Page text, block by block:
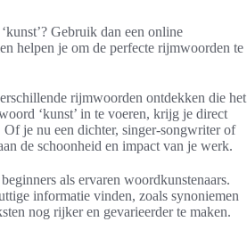
Gebruik dan een online
helpen je om de perfecte rijmwoorden te
rijmwoorden ontdekken die het
‘kunst’ in te voeren, krijg je direct
je nu een dichter, singer-songwriter of
de schoonheid en impact van je werk.
als ervaren woordkunstenaars.
informatie vinden, zoals synoniemen
nog rijker en gevarieerder te maken.